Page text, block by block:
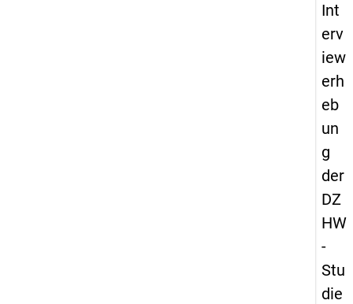
Int
erv
iew
erh
eb
un
g
der
DZ
HW
-
Stu
die